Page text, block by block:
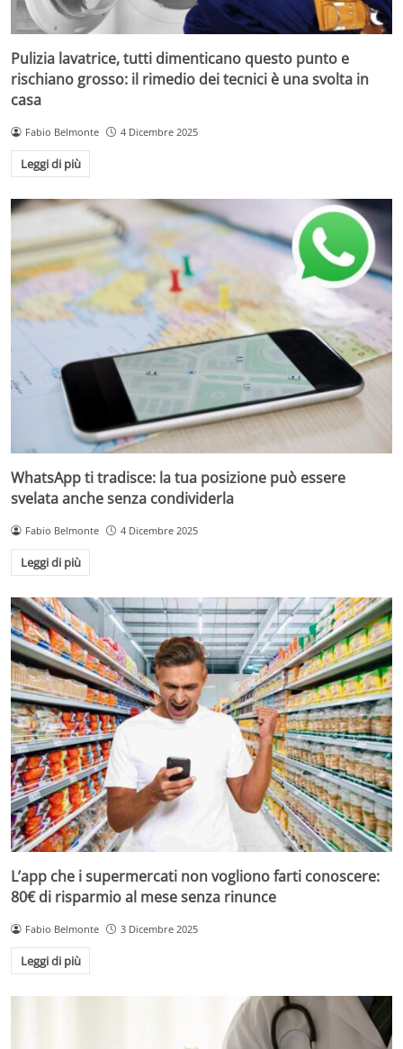
Pulizia lavatrice, tutti dimenticano questo punto e
rischiano grosso: il rimedio dei tecnici è una svolta in
casa
Fabio Belmonte 4 Dicembre 2025
Leggi di più
WhatsApp ti tradisce: la tua posizione può essere
svelata anche senza condividerla
Fabio Belmonte 4 Dicembre 2025
Leggi di più
L’app che i supermercati non vogliono farti conoscere:
80€ di risparmio al mese senza rinunce
Fabio Belmonte 3 Dicembre 2025
Leggi di più